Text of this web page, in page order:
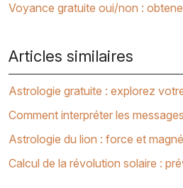
Voyance gratuite oui/non :
Articles similaires
Astrologie gratuite : explorez
Comment interpréter les
Astrologie du lion : force et
Calcul de la révolution solaire :